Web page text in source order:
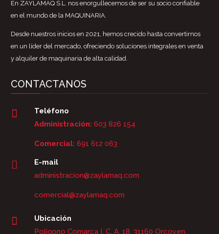
En ZAYLAMAQ S.L. nos enorgullecemos de ser su socio confiable
en el mundo de la MAQUINARIA.
Desde nuestros inicios en 2021, hemos crecido hasta convertirnos
en un líder del mercado, ofreciendo soluciones integrales en venta
y alquiler de maquinaria de alta calidad.
CONTACTANOS

Teléfono
Administración: 603 826 154
Comercial: 691 612 063

E-mail
administracion@zaylamaq.com
comercial@zaylamaq.com

Ubicación
Polígono Comarca I, C. A, 18, 31160 Orcoyen,